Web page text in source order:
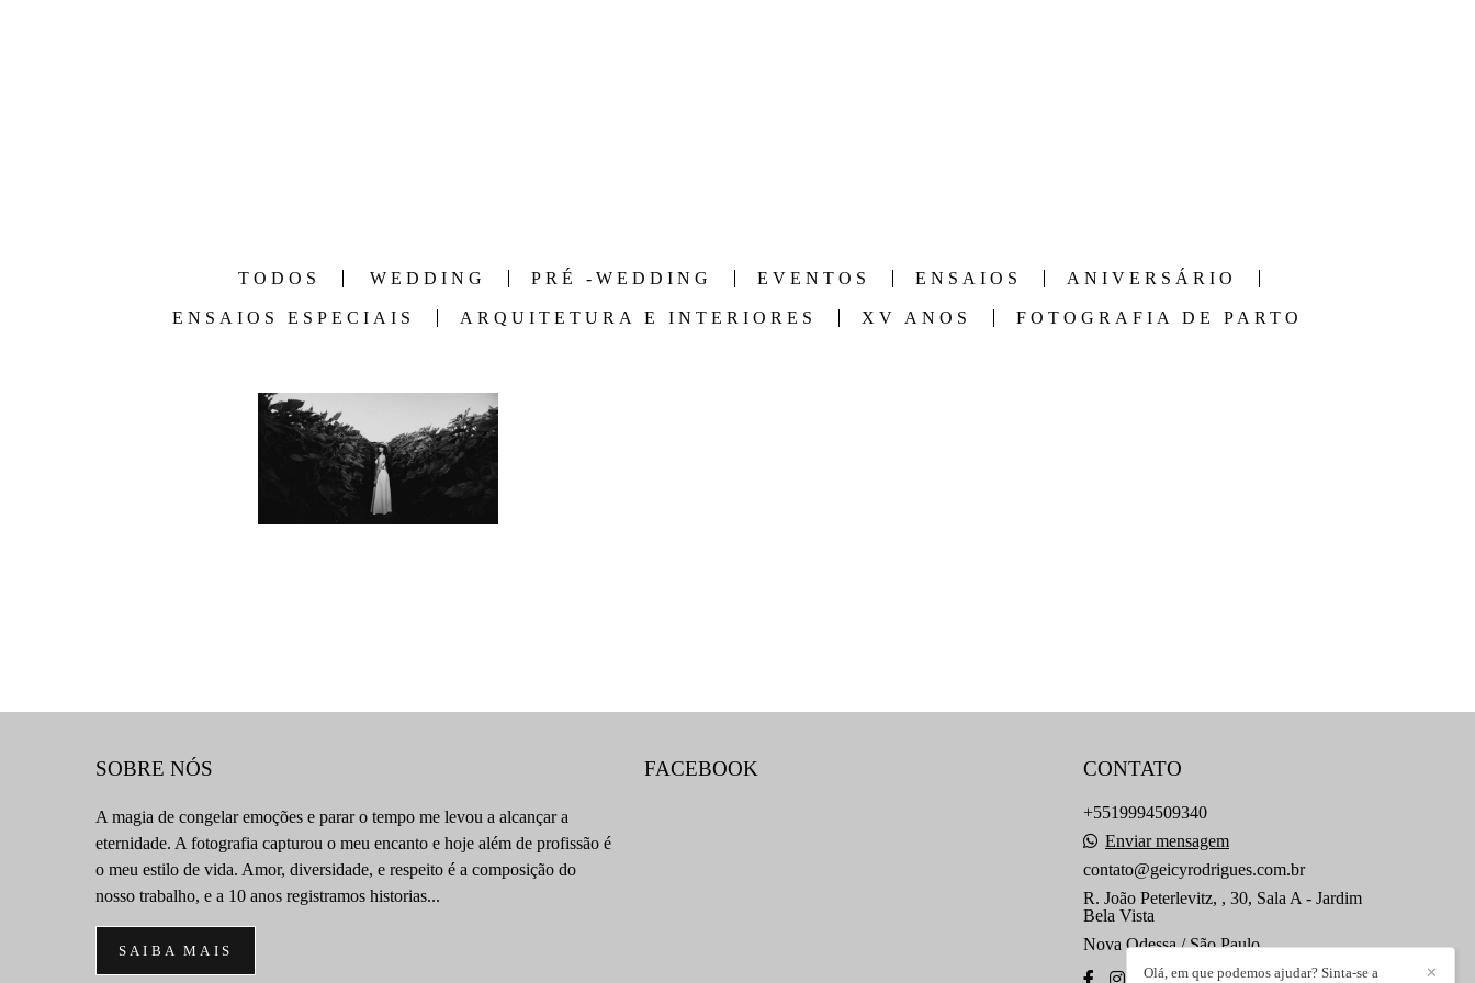
TODOS WEDDING PRÉ -WEDDING EVENTOS ENSAIOS ANIVERSÁRIO
ENSAIOS ESPECIAIS ARQUITETURA E INTERIORES XV ANOS FOTOGRAFIA DE PARTO
SOBRE NÓS
A magia de congelar emoções e parar o tempo me levou a alcançar a
eternidade. A fotografia capturou o meu encanto e hoje além de profissão é
o meu estilo de vida. Amor, diversidade, e respeito é a composição do
nosso trabalho, e a 10 anos registramos historias...
SAIBA MAIS
FACEBOOK CONTATO
+5519994509340
Enviar mensagem
contato@geicyrodrigues.com.br
R. João Peterlevitz, , 30, Sala A - Jardim
Bela Vista
Nova Odessa / São Paulo
✕
Olá, em que podemos ajudar? Sinta-se a